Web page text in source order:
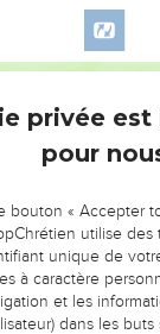
le corps, et
sépulcre neuf,
roulé une
Magdeleine et
qui est après la
et les
privée
pour
bouton « Accepter
utilise des
unique de
à caractère
et les
dans les buts